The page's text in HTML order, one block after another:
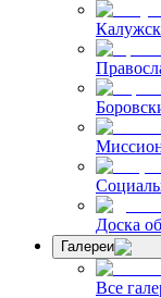
Доска
Галереи
Все